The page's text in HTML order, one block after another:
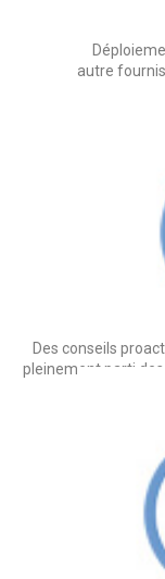
autre
Des conseils
pleinement parti